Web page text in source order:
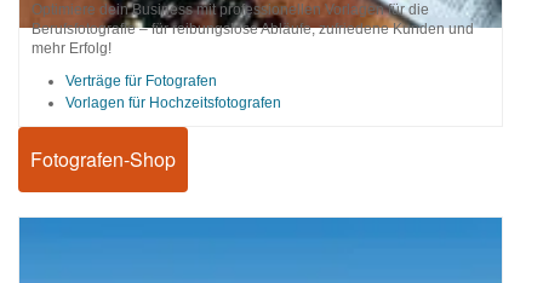
Optimiere dein Business mit professionellen Vorlagen für die
Berufsfotografie – für reibungslose Abläufe, zufriedene Kunden und
mehr Erfolg!
Verträge für Fotografen
Vorlagen für Hochzeitsfotografen
Fotografen-Shop